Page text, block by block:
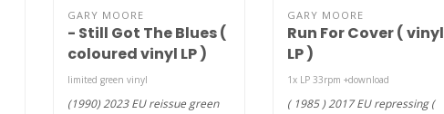
GARY MOORE
- Still Got The Blues (
coloured vinyl LP )
limited green vinyl
(1990) 2023 EU reissue green
GARY MOORE
Run For Cover ( vinyl
LP )
1x LP 33rpm +download
( 1985 ) 2017 EU repressing (